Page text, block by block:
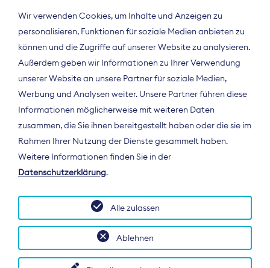
Der Bundesverband Digitalpublisher und
Zeitungsverleger (BDZV) vertritt als
Spitzenorganisation die Interessen der
Deutschland und auf EU-Ebene.
Wir verwenden Cookies, um Inhalte und Anzeigen zu
personalisieren, Funktionen für soziale Medien anbieten zu
können und die Zugriffe auf unserer Website zu analysieren.
Außerdem geben wir Informationen zu Ihrer Verwendung
unserer Website an unsere Partner für soziale Medien,
Werbung und Analysen weiter. Unsere Partner führen diese
Informationen möglicherweise mit weiteren Daten
zusammen, die Sie ihnen bereitgestellt haben oder die sie im
Rahmen Ihrer Nutzung der Dienste gesammelt haben.
Weitere Informationen finden Sie in der
Datenschutzerklärung.
Ablehnen
Alle zulassen